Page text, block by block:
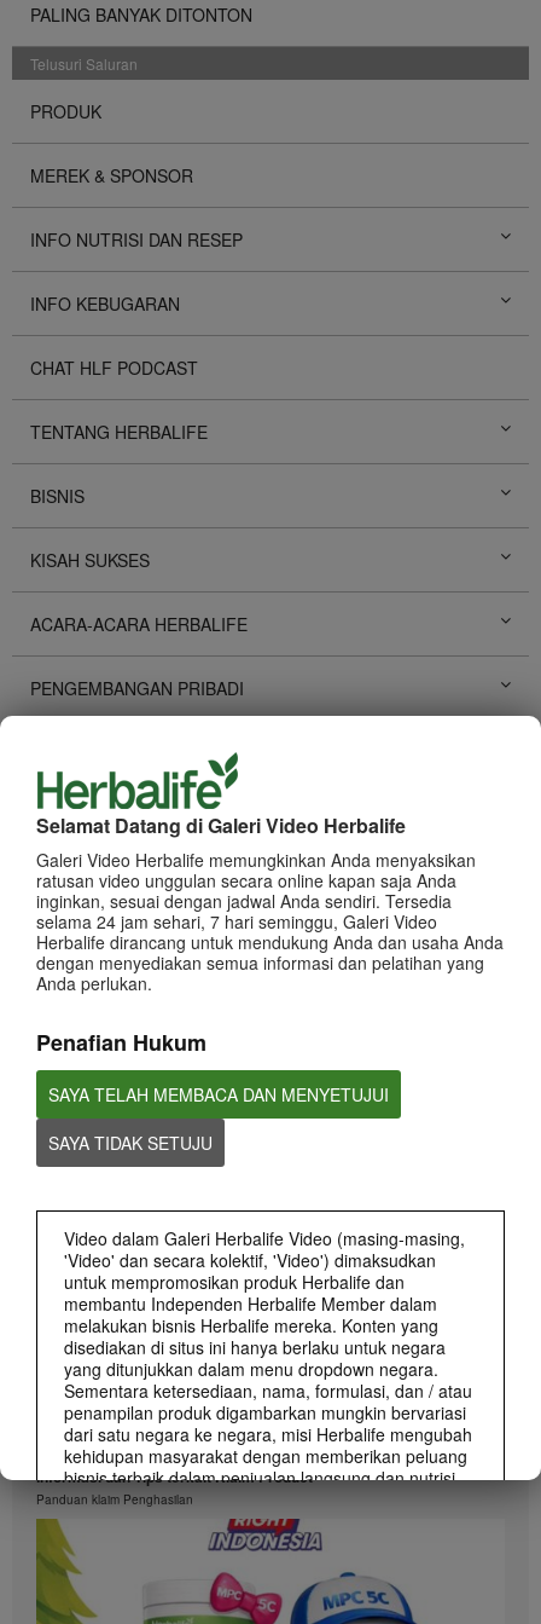
Selamat Datang di Galeri Video Herbalife
Galeri Video Herbalife memungkinkan Anda menyaksikan
ratusan video unggulan secara online kapan saja Anda
inginkan, sesuai dengan jadwal Anda sendiri. Tersedia
selama 24 jam sehari, 7 hari seminggu, Galeri Video
Herbalife dirancang untuk mendukung Anda dan usaha Anda
dengan menyediakan semua informasi dan pelatihan yang
Anda perlukan.
Penafian Hukum
SAYA TELAH MEMBACA DAN MENYETUJUI
SAYA TIDAK SETUJU
Video dalam Galeri Herbalife Video (masing-masing,
'Video' dan secara kolektif, 'Video') dimaksudkan
untuk mempromosikan produk Herbalife dan
membantu Independen Herbalife Member dalam
melakukan bisnis Herbalife mereka. Konten yang
disediakan di situs ini hanya berlaku untuk negara
yang ditunjukkan dalam menu dropdown negara.
Sementara ketersediaan, nama, formulasi, dan / atau
penampilan produk digambarkan mungkin bervariasi
dari satu negara ke negara, misi Herbalife mengubah
kehidupan masyarakat dengan memberikan peluang
bisnis terbaik dalam penjualan langsung dan nutrisi
dan berat-manajemen produk terbaik yang berlaku di
Video dapat mencakup volume penjualan atau
pendapatan pengalaman berbagai Independen
Herbalife Member yang berada pada level yang
PALING BANYAK DITONTON
Telusuri Saluran
PRODUK
MEREK & SPONSOR
INFO NUTRISI DAN RESEP
INFO KEBUGARAN
CHAT HLF PODCAST
TENTANG HERBALIFE
BISNIS
KISAH SUKSES
ACARA-ACARA HERBALIFE
PENGEMBANGAN PRIBADI
PRODUK Lihat Semua
Informasi dan Tips terkait Klaim Peluang Bisnis
0:55
Informasi dan Tips terkait Klaim Product
Panduan klaim Penghasilan